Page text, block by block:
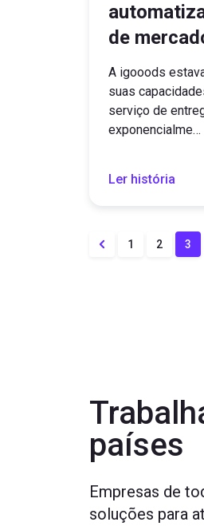
de
A igooods
suas
serviço de
exponencialme…
Ler história
1 2 3
países
Empresas de
soluções para